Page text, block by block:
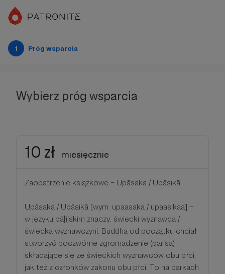
1 Próg wsparcia
Wybierz próg wsparcia
10 zł miesięcznie
Zaopatrzenie książkowe – Upāsaka / Upāsikā
Upāsaka / Upāsikā [wym. upaasaka / upaasikaa] –
w języku pāḷijskim znaczy: świecki wyznawca /
świecka wyznawczyni. Buddha od początku chciał
stworzyć poczwórne zgromadzenie (parisa)
składające się ze świeckich wyznawców obu płci,
jak też z członków zakonu obu płci. To na barkach